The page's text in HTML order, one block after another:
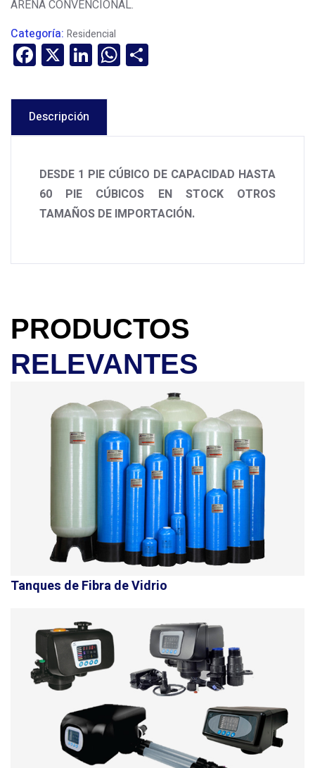
ARENA CONVENCIONAL.
Categoría: Residencial
Facebook
X LinkedIn
WhatsApp
Descripción
DESDE 1 PIE CÚBICO DE CAPACIDAD HASTA
60 PIE CÚBICOS EN STOCK
OTROS
TAMAÑOS DE IMPORTACIÓN.
PRODUCTOS
RELEVANTES
Tanques de Fibra de Vidrio